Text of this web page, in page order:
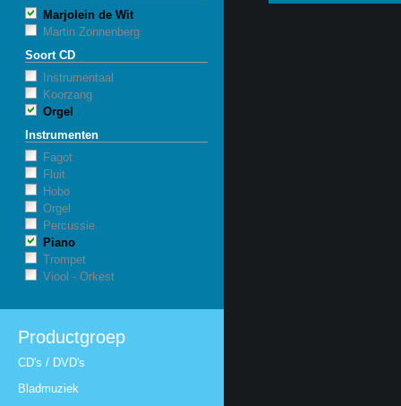
Marjolein de Wit
Martin Zonnenberg
Soort CD
Instrumentaal
Koorzang
Orgel
Instrumenten
Fagot
Fluit
Hobo
Orgel
Percussie
Piano
Trompet
Viool - Orkest
Productgroep
CD's / DVD's
Bladmuziek